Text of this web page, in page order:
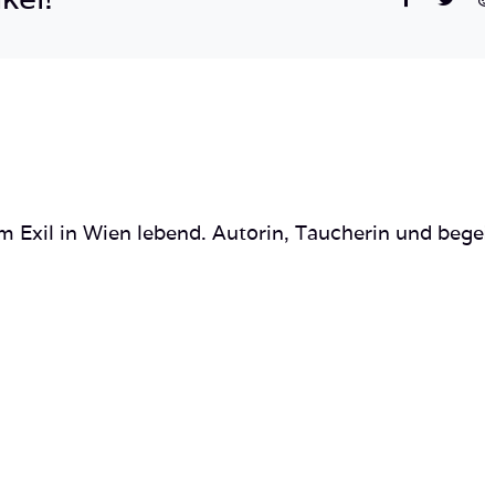
Exil in Wien lebend. Autorin, Taucherin und